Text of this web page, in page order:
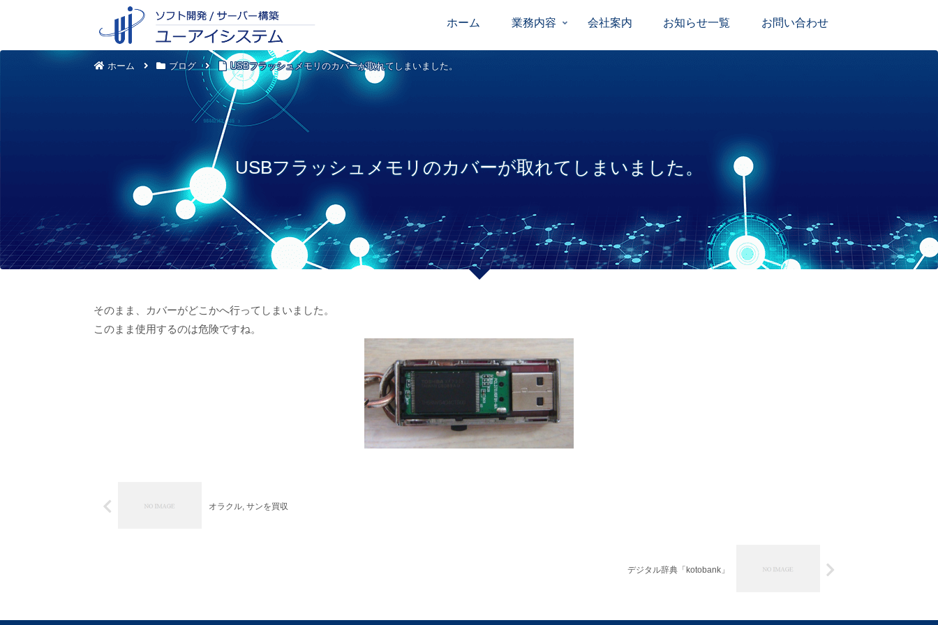
ホーム 業務内容 会社案内 お知らせ一覧 お問い合わせ
ホーム ブログ USBフラッシュメモリのカバーが取れてしまいました。
USBフラッシュメモリのカバーが取れてしまいました。
そのまま、カバーがどこかへ行ってしまいました。
このまま使用するのは危険ですね。
オラクル, サンを買収
デジタル辞典「kotobank」